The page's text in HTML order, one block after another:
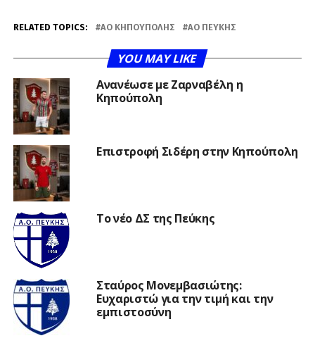
RELATED TOPICS: ΑΟ ΚΗΠΟΎΠΟΛΗΣ ΑΟ ΠΕΎΚΗΣ
YOU MAY LIKE
Ανανέωσε με Ζαρναβέλη η
Κηπούπολη
Επιστροφή Σιδέρη στην Κηπούπολη
Το νέο ΔΣ της Πεύκης
Σταύρος Μονεμβασιώτης:
Ευχαριστώ για την τιμή και την
εμπιστοσύνη